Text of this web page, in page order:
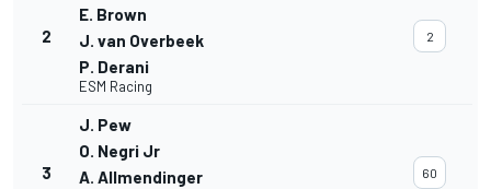
2
E. Brown
J. van Overbeek
P. Derani
ESM Racing
2
3
J. Pew
O. Negri Jr
A. Allmendinger
60